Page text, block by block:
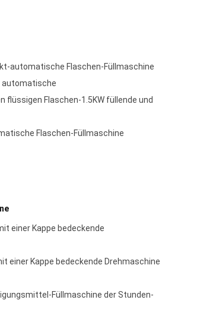
automatische Flaschen-Füllmaschine
automatische
flüssigen Flaschen-1.5KW füllende und
Flaschen-Füllmaschine
einer Kappe bedeckende
einer Kappe bedeckende Drehmaschine
Füllmaschine der Stunden-